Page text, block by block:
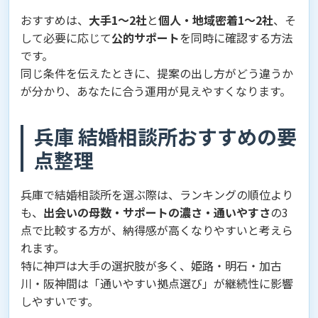
おすすめは、 大手1〜2社と個人・地域密着1〜2社、そ
して必要に応じて公的サポートを同時に確認する方法
です。
同じ条件を伝えたときに、提案の出し方がどう違うか
が分かり、あなたに合う運用が見えやすくなります。
兵庫 結婚相談所おすすめの要
点整理
兵庫で結婚相談所を選ぶ際は、ランキングの順位より
も、 出会いの母数・サポートの濃さ・通いやすさの3
点で比較する方が、納得感が高くなりやすいと考えら
れます。
特に神戸は大手の選択肢が多く、姫路・明石・加古
川・阪神間は「通いやすい拠点選び」が継続性に影響
しやすいです。